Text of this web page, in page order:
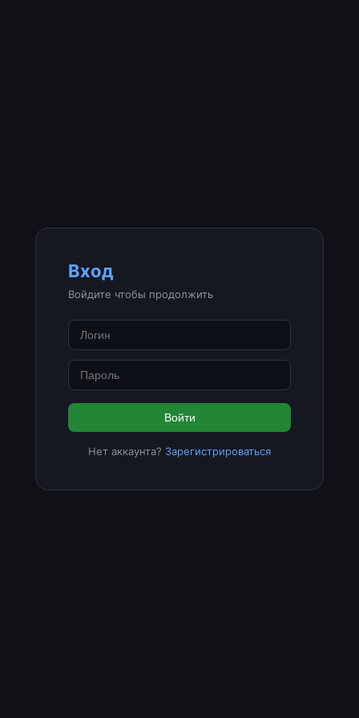
Вход
Войдите чтобы продолжить
Войти
Нет аккаунта? Зарегистрироваться